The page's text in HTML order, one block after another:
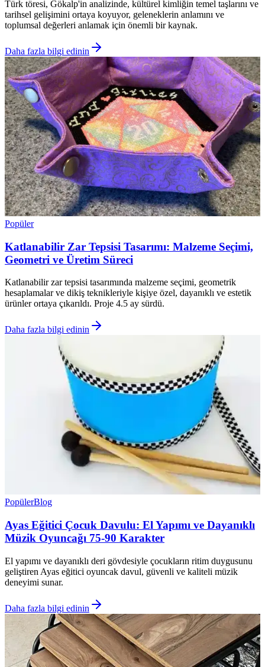
Türk töresi, Gökalp'in analizinde, kültürel kimliğin temel taşlarını ve
tarihsel gelişimini ortaya koyuyor, geleneklerin anlamını ve
toplumsal değerleri anlamak için önemli bir kaynak.
Daha fazla bilgi edinin
Popüler
Katlanabilir Zar Tepsisi Tasarımı: Malzeme Seçimi,
Geometri ve Üretim Süreci
Katlanabilir zar tepsisi tasarımında malzeme seçimi, geometrik
hesaplamalar ve dikiş teknikleriyle kişiye özel, dayanıklı ve estetik
ürünler ortaya çıkarıldı. Proje 4.5 ay sürdü.
Daha fazla bilgi edinin
PopülerBlog
Ayas Eğitici Çocuk Davulu: El Yapımı ve Dayanıklı
Müzik Oyuncağı 75-90 Karakter
El yapımı ve dayanıklı deri gövdesiyle çocukların ritim duygusunu
geliştiren Ayas eğitici oyuncak davul, güvenli ve kaliteli müzik
deneyimi sunar.
Daha fazla bilgi edinin